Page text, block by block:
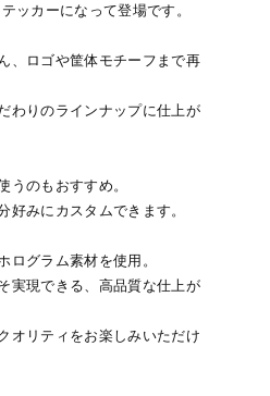
ッカーになって登場です。
、ロゴや筐体モチーフまで再
わりのラインナップに仕上が
うのもおすすめ。
好みにカスタムできます。
ログラム素材を使用。
実現できる、高品質な仕上が
オリティをお楽しみいただけ